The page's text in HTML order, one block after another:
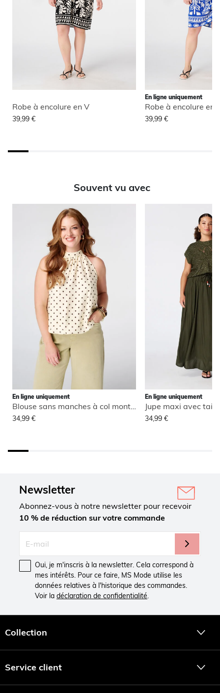
Robe à encolure en V
39,99 €
En ligne uniquement
Robe à encolure en
39,99 €
Souvent vu avec
En ligne uniquement
Blouse sans manches à col montant
34,99 €
En ligne uniquement
Jupe maxi avec
34,99 €
Newsletter
Abonnez-vous à notre newsletter pour recevoir
10 % de réduction sur votre commande
Oui, je m'inscris à la newsletter. Cela correspond à
mes intérêts. Pour ce faire, MS Mode utilise les
données relatives à l'historique des commandes.
Voir la déclaration de confidentialité.
Collection
Service client